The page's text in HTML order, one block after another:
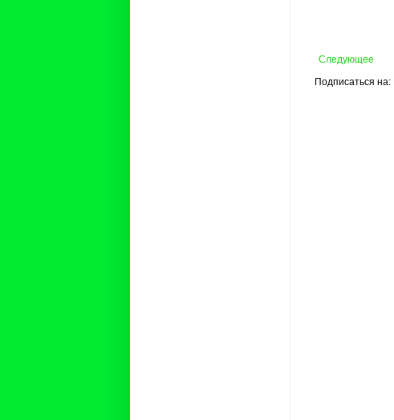
Следующее
Подписаться на: